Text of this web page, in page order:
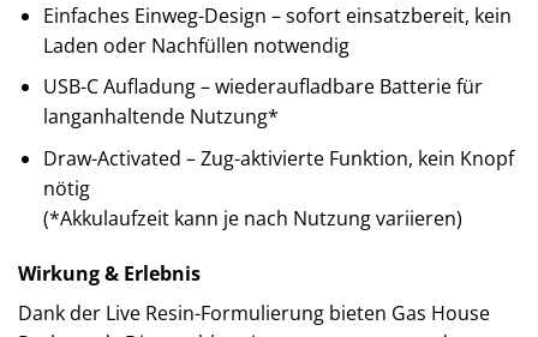
Einfaches Einweg-Design – sofort einsatzbereit, kein
Laden oder Nachfüllen notwendig
USB-C Aufladung – wiederaufladbare Batterie für
langanhaltende Nutzung*
Draw-Activated – Zug-aktivierte Funktion, kein Knopf
nötig
(*Akkulaufzeit kann je nach Nutzung variieren)
Wirkung & Erlebnis
Dank der Live Resin-Formulierung bieten Gas House